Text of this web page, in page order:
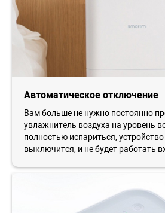
Автоматическое отключение
Вам больше не нужно постоянно
увлажнитель воздуха на уровень
полностью испариться,
выключится, и не будет работать